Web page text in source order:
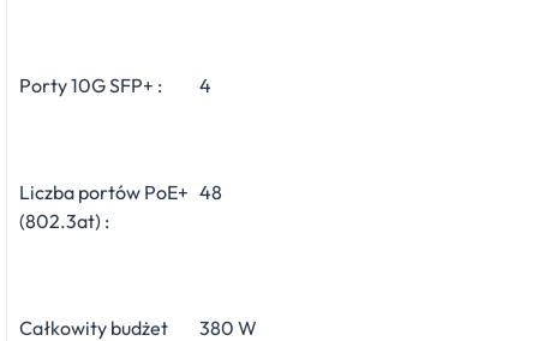
Porty 10G SFP+ : 4
Liczba portów PoE+
(802.3at) :
48
Całkowity budżet
380 W